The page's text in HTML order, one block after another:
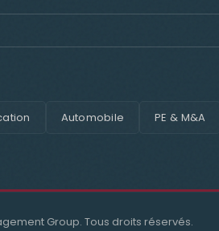
Automobile PE & M&A
Group. Tous droits réservés.